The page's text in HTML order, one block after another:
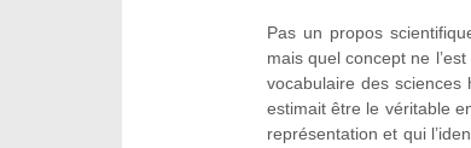
Pas un propos
mais quel concept ne
vocabulaire des sciences
estimait être le véritable
représentation et qui